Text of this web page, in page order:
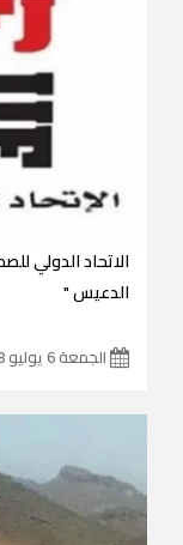
الاتحاد الدولي
الدعيس "
الجمعة 6 يوليو 2018 23:07:13